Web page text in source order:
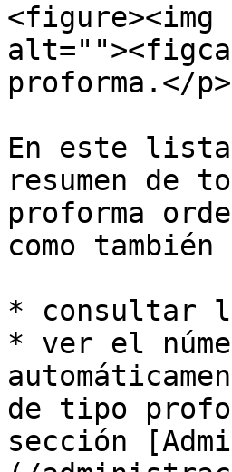
<figure><img
proforma.</
En este
resumen de
proforma
como también
* consultar
* ver el
de tipo
sección